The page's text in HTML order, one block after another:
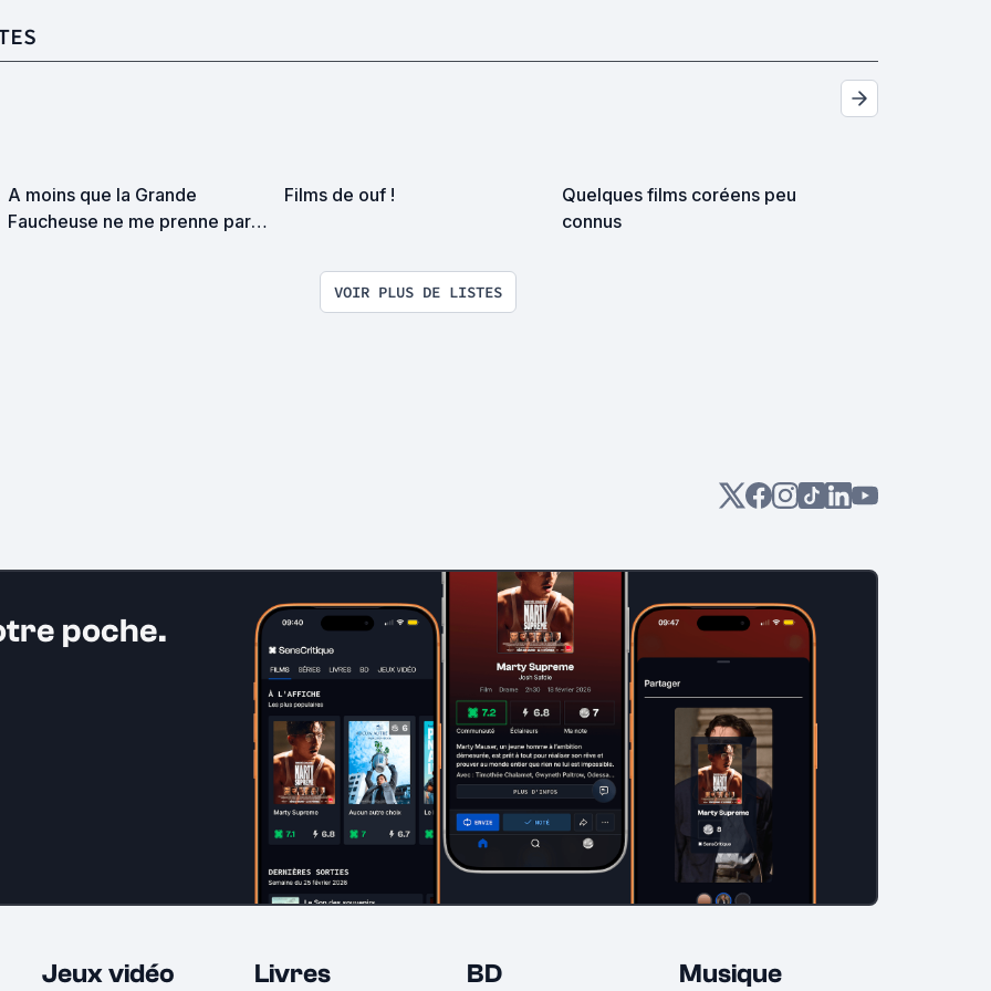
A moins que la Grande
Faucheuse ne me prenne par
Films de ouf !
Quelques films coréens peu
connus
VOIR PLUS DE LISTES
poche.
Jeux vidéo Livres BD Musique